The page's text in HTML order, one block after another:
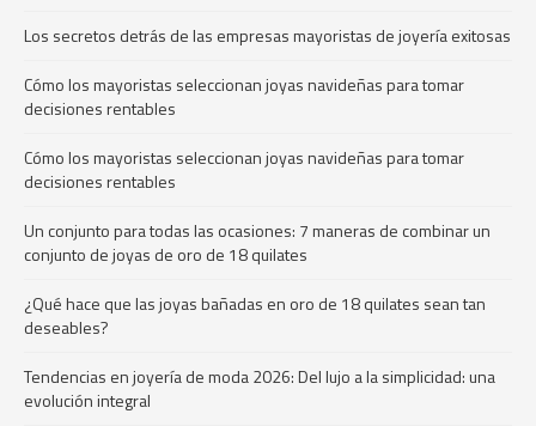
Los secretos detrás de las empresas mayoristas de joyería exitosas
Cómo los mayoristas seleccionan joyas navideñas para tomar
decisiones rentables
Cómo los mayoristas seleccionan joyas navideñas para tomar
decisiones rentables
Un conjunto para todas las ocasiones: 7 maneras de combinar un
conjunto de joyas de oro de 18 quilates
¿Qué hace que las joyas bañadas en oro de 18 quilates sean tan
deseables?
Tendencias en joyería de moda 2026: Del lujo a la simplicidad: una
evolución integral